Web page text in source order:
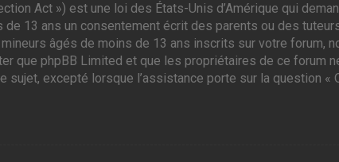
Act ») est une loi des États-Unis d’Amérique qui
13 ans un consentement écrit des parents ou des
âgés de moins de 13 ans inscrits sur votre forum,
que phpBB Limited et que les propriétaires de ce forum
sujet, excepté lorsque l’assistance porte sur la question